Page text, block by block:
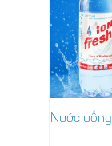
Nước